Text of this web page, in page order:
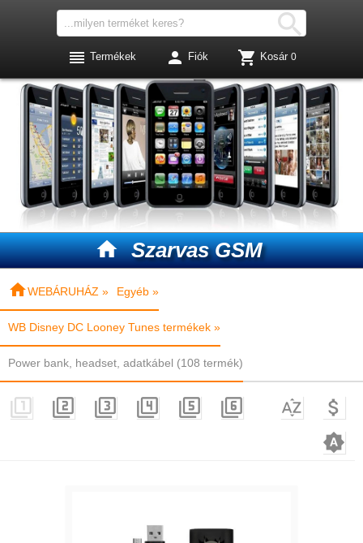
 Szarvas GSM

 Termékek  Fiók  Kosár 0
WEBÁRUHÁZ » Egyéb »
WB Disney DC Looney Tunes termékek »
Power bank, headset, adatkábel (108 termék)
      

